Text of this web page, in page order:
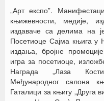
„Арт експо”.
књижевности, медије,
издаваче са делима на
Посетиоце Сајма књига у
издања, бројне
игра за посетиоце,
Награда „Лаза
Међународног салона
Гаталици за књигу „Друга